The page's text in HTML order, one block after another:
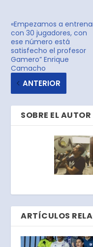
«Empezamos a
con 30 jugadores, con
ese número está
satisfecho el profesor
Gamero” Enrique
Camacho
ANTERIOR
SOBRE EL AUTOR
ARTÍCULOS